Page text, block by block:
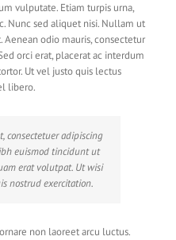
vulputate. Etiam turpis urna,
Nunc sed aliquet nisi. Nullam ut
odio mauris, consectetur
orci erat, placerat ac interdum
Ut vel justo quis lectus
libero.
consectetuer adipiscing
euismod tincidunt ut
erat volutpat. Ut wisi
nostrud exercitation.
non laoreet arcu luctus.